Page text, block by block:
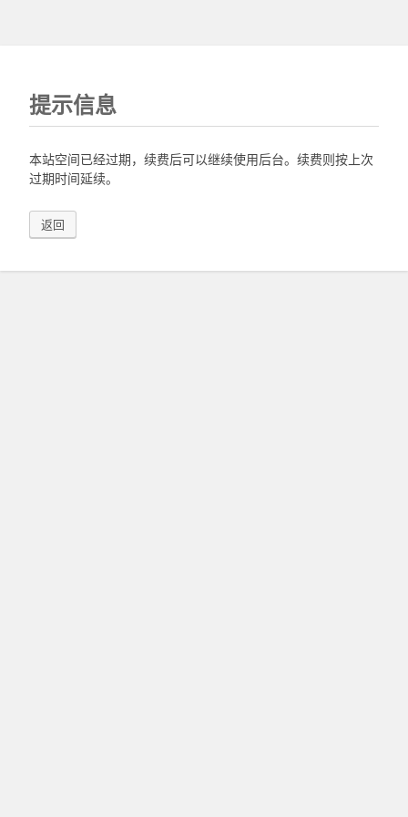
提示信息
本站空间已经过期，续费后可以继续使用后台。续费则按上次
过期时间延续。
返回